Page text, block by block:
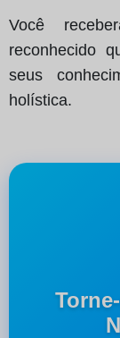
Você
reconhecido
seus
holística.